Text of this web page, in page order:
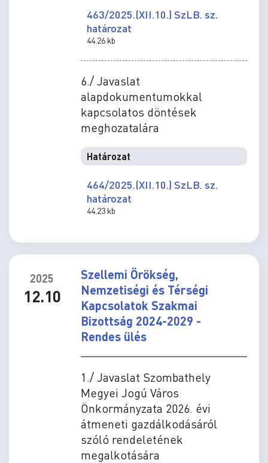
463/2025.(XII.10.) SzLB. sz.
határozat
44.26 kb
6./ Javaslat
alapdokumentumokkal
kapcsolatos döntések
meghozatalára
Határozat
464/2025.(XII.10.) SzLB. sz.
határozat
44.23 kb
2025
12.10
Szellemi Örökség,
Nemzetiségi és Térségi
Kapcsolatok Szakmai
Bizottság 2024-2029 -
Rendes ülés
1./ Javaslat Szombathely
Megyei Jogú Város
Önkormányzata 2026. évi
átmeneti gazdálkodásáról
szóló rendeletének
megalkotására